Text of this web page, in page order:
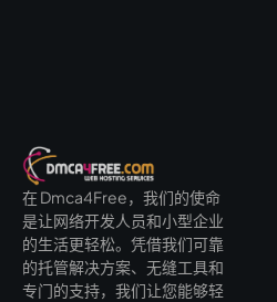
在 Dmca4Free，我们的使命
是让网络开发人员和小型企业
的生活更轻松。凭借我们可靠
的托管解决方案、无缝工具和
专门的支持，我们让您能够轻